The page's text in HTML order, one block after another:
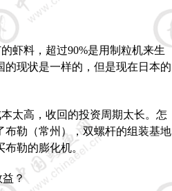
虾料，超过90%是用制粒机来生
的现状是一样的，但是现在日本的
太高，收回的投资周期太长。怎
勒（常州），双螺杆的组装基地
勒的膨化机。
益？